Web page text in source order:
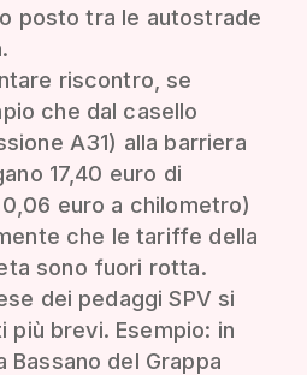
posto tra le autostrade
riscontro, se
che dal casello
A31) alla barriera
17,40 euro di
euro a chilometro)
che le tariffe della
sono fuori rotta.
dei pedaggi SPV si
brevi. Esempio: in
Bassano del Grappa